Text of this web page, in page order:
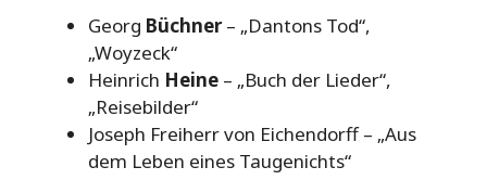
Georg Büchner– „Dantons Tod“,
„Woyzeck“
Heinrich Heine – „Buch der Lieder“,
„Reisebilder“
Joseph Freiherr von Eichendorff – „Aus
dem Leben eines Taugenichts“